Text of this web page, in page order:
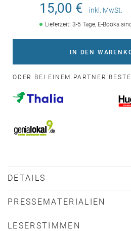
15,00 € inkl. MwSt.
Lieferzeit: 3-5 Tage, E-Books
IN DEN
ODER BEI EINEM PARTNER
DETAILS
PRESSEMATERIALIEN
LESERSTIMMEN